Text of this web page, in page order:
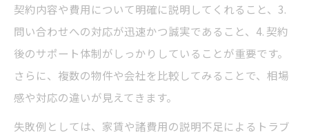
契約内容や費用について明確に説明してくれること、3.
問い合わせへの対応が迅速かつ誠実であること、4. 契約
後のサポート体制がしっかりしていることが重要です。
さらに、複数の物件や会社を比較してみることで、相場
感や対応の違いが見えてきます。
失敗例としては、家賃や諸費用の説明不足によるトラブ